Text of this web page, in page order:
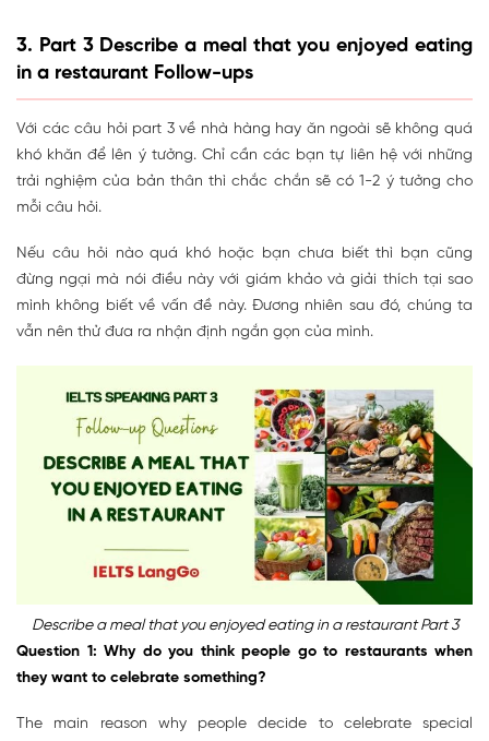
3. Part 3 Describe a meal that you enjoyed eating
in a restaurant Follow-ups
Với các câu hỏi part 3 về nhà hàng hay ăn ngoài sẽ không quá
khó khăn để lên ý tưởng. Chỉ cần các bạn tự liên hệ với những
trải nghiệm của bản thân thì chắc chắn sẽ có 1-2 ý tưởng cho
mỗi câu hỏi.
Nếu câu hỏi nào quá khó hoặc bạn chưa biết thì bạn cũng
đừng ngại mà nói điều này với giám khảo và giải thích tại sao
mình không biết về vấn đề này. Đương nhiên sau đó, chúng ta
vẫn nên thử đưa ra nhận định ngắn gọn của mình.
Describe a meal that you enjoyed eating in a restaurant Part 3
Question 1: Why do you think people go to restaurants when
they want to celebrate something?
The main reason why people decide to celebrate special